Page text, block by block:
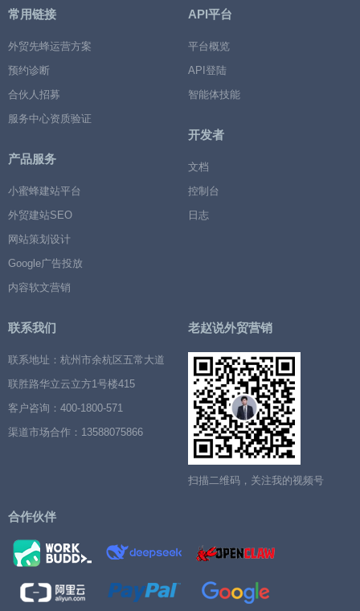
常用链接
外贸先蜂运营方案
预约诊断
合伙人招募
服务中心资质验证
产品服务
小蜜蜂建站平台
外贸建站SEO
网站策划设计
Google广告投放
内容软文营销
API平台
平台概览
API登陆
智能体技能
开发者
文档
控制台
日志
联系我们
联系地址：杭州市余杭区五常大道
联胜路华立云立方1号楼415
客户咨询：400-1800-571
渠道市场合作：13588075866
老赵说外贸营销
扫描二维码，关注我的视频号
合作伙伴